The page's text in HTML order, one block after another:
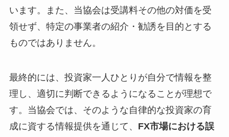
います。また、当協会は受講料その他の対価を受
領せず、特定の事業者の紹介・勧誘を目的とする
ものではありません。
最終的には、投資家一人ひとりが自分で情報を整
理し、適切に判断できるようになることが理想で
す。当協会では、そのような自律的な投資家の育
成に資する情報提供を通じて、 FX市場における誤